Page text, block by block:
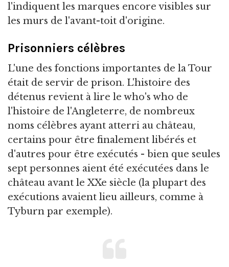
l'indiquent les marques encore visibles sur
les murs de l'avant-toit d'origine.
Prisonniers célèbres
L'une des fonctions importantes de la Tour
était de servir de prison. L'histoire des
détenus revient à lire le who's who de
l'histoire de l'Angleterre, de nombreux
noms célèbres ayant atterri au château,
certains pour être finalement libérés et
d'autres pour être exécutés - bien que seules
sept personnes aient été exécutées dans le
château avant le XXe siècle (la plupart des
exécutions avaient lieu ailleurs, comme à
Tyburn par exemple).